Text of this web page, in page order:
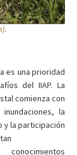
es una prioridad
del IIAP. La
comienza con
la
la participación